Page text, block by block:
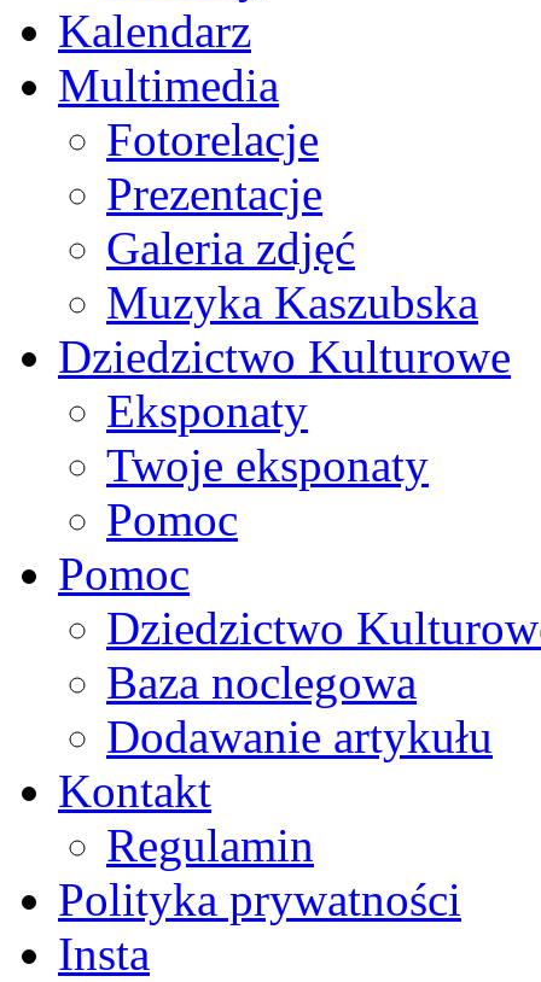
Kalendarz
Multimedia
Fotorelacje
Prezentacje
Galeria zdjęć
Muzyka Kaszubska
Dziedzictwo Kulturowe
Eksponaty
Twoje eksponaty
Pomoc
Pomoc
Dziedzictwo
Baza noclegowa
Dodawanie artykułu
Kontakt
Regulamin
Polityka prywatności
Insta